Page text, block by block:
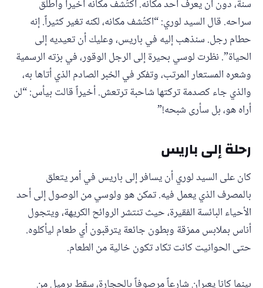
سنة، دون أن يعرف أحد مكانه. اكتُشف مكانه أخيراً وأُطلق
سراحه. قال السيد لوري: “اكتُشف مكانه، لكنه تغير كثيراً. إنه
حطام رجل. سنذهب إليه في باريس، وعليك أن تعيديه إلى
الحياة”. نظرت لوسي بحيرة إلى الرجل الوقور، في بزته الرسمية
وشعره المستعار المرتب، وتفكر في الخبر الصادم الذي أتاها به،
والذي جاء كصدمة تركتها شاحبة ترتعش. أخيراً قالت بيأس: “لن
أراه هو، بل سأرى شبحه!”
رحلة إلى باريس
كان على السيد لوري أن يسافر إلى باريس في أمر يتعلق
بالمصرف الذي يعمل فيه. تمكن هو ولوسي من الوصول إلى أحد
الأحياء البائسة الفقيرة، حيث تنتشر الروائح الكريهة، ويتجول
أناس بملابس ممزقة وبطون جائعة يترقبون أي طعام ليأكلوه.
حتى الحوانيت كانت تكاد تكون خالية من الطعام.